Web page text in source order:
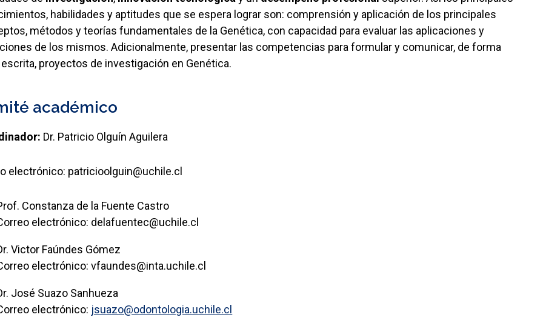
habilidades y aptitudes que se espera lograr son: comprensión y aplicación de los principales
métodos y teorías fundamentales de la Genética, con capacidad para evaluar las aplicaciones y
de los mismos. Adicionalmente, presentar las competencias para formular y comunicar, de forma
escrita, proyectos de investigación en Genética.
académico
Dr. Patricio Olguín Aguilera
electrónico: patricioolguin@uchile.cl
Constanza de la Fuente Castro
electrónico: delafuentec@uchile.cl
Victor Faúndes Gómez
electrónico: vfaundes@inta.uchile.cl
José Suazo Sanhueza
electrónico: jsuazo@odontologia.uchile.cl